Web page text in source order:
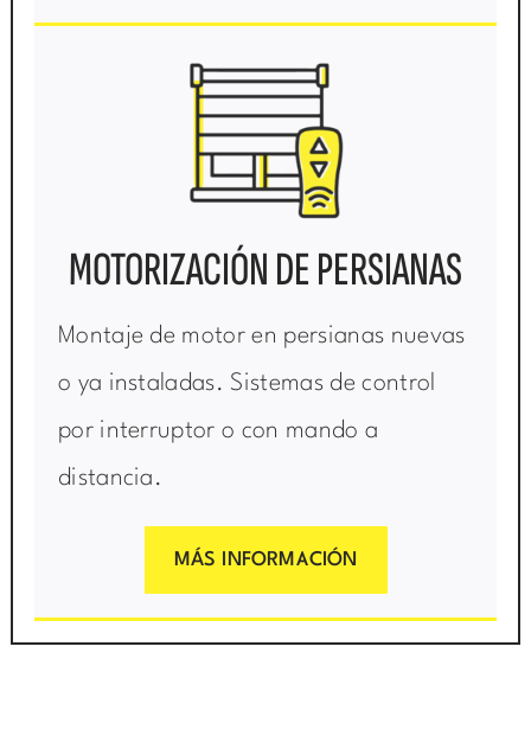
MOTORIZACIÓN DE PERSIANAS
Montaje de motor en persianas nuevas
o ya instaladas. Sistemas de control
por interruptor o con mando a
distancia.
MÁS INFORMACIÓN